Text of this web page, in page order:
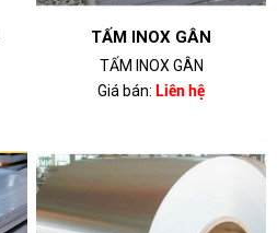
TẤM INOX GÂN
TẤM INOX GÂN
Giá bán: Liên hệ